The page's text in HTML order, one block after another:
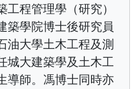
程管理學（研究）
築學院博士後研究員
油大學土木工程及測
城大建築學及土木工
導師。馮博士同時亦